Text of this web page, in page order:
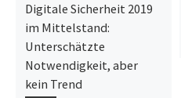
Digitale Sicherheit 2019
im Mittelstand:
Unterschätzte
Notwendigkeit, aber
kein Trend